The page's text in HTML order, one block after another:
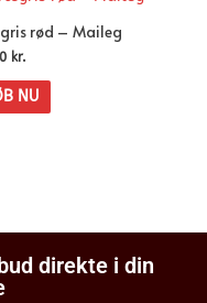
rød – Maileg
kr.
NU
direkte i din